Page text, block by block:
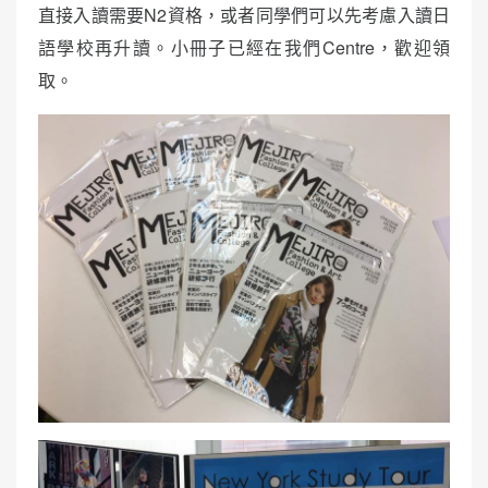
直接入讀需要N2資格，或者同學們可以先考慮入讀日
語學校再升讀。小冊子已經在我們Centre，歡迎領
取。